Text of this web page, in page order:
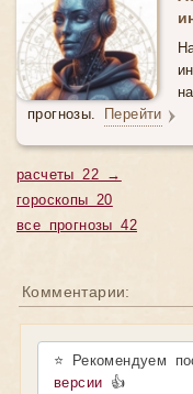
прогнозы. Перейти
расчеты 22 →
гороскопы 20
все прогнозы 42
Комментарии:
⭐ Рекомендуем
версии 👍